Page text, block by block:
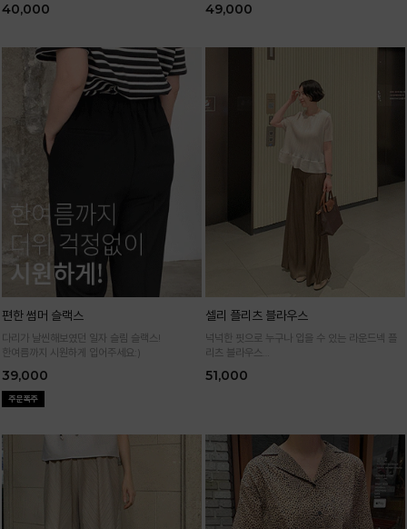
40,000 49,000
편한 썸머 슬랙스
다리가 날씬해보였던 일자 슬림 슬랙스!
한여름까지 시원하게 입어주세요:)
39,000
셀리 플리츠 블라우스
넉넉한 핏으로 누구나 입을 수 있는 라운드넥 플
리츠 블라우스
51,000